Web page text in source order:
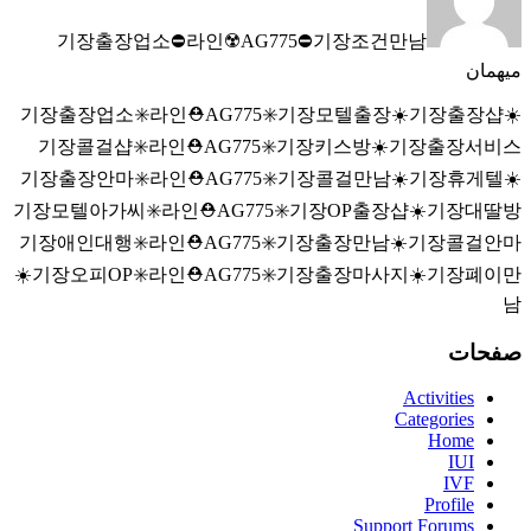
기장출장업소⛔라인☢️AG775​​​​​​​⛔기장조건만남
میهمان
기장출장업소✳️라인⛑️AG775​​​​​​​✳️기장모텔출장☀️기장출장샵☀️
기장콜걸샵✳️라인⛑️AG775​​​​​​​✳️기장키스방☀️기장출장서비스
기장출장안마✳️라인⛑️AG775​​​​​​​✳️기장콜걸만남☀️기장휴게텔☀️
기장모텔아가씨✳️라인⛑️AG775​​​​​​​✳️기장OP출장샵☀️기장대딸방
기장애인대행✳️라인⛑️AG775​​​​​​​✳️기장출장만남☀️기장콜걸안마
☀️기장오피OP✳️라인⛑️AG775​​​​​​​✳️기장출장마사지☀️기장폐이만
남
صفحات
Activities
Categories
Home
IUI
IVF
Profile
Support Forums